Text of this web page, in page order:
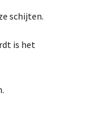
schijten.
is het